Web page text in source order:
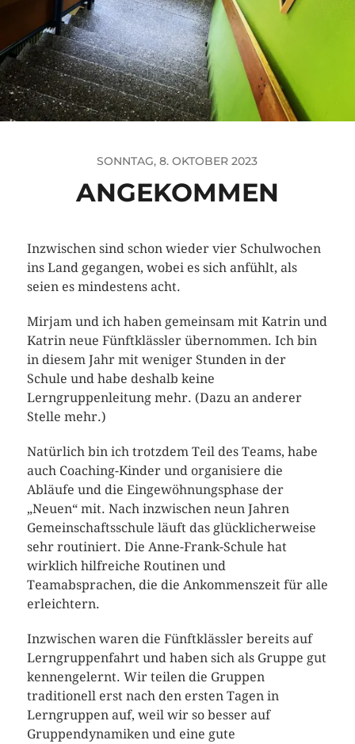
SONNTAG, 8. OKTOBER 2023
ANGEKOMMEN
Inzwischen sind schon wieder vier Schulwochen
ins Land gegangen, wobei es sich anfühlt, als
seien es mindestens acht.
Mirjam und ich haben gemeinsam mit Katrin und
Katrin neue Fünftklässler übernommen. Ich bin
in diesem Jahr mit weniger Stunden in der
Schule und habe deshalb keine
Lerngruppenleitung mehr. (Dazu an anderer
Stelle mehr.)
Natürlich bin ich trotzdem Teil des Teams, habe
auch Coaching-Kinder und organisiere die
Abläufe und die Eingewöhnungsphase der
„Neuen“ mit. Nach inzwischen neun Jahren
Gemeinschaftsschule läuft das glücklicherweise
sehr routiniert. Die Anne-Frank-Schule hat
wirklich hilfreiche Routinen und
Teamabsprachen, die die Ankommenszeit für alle
erleichtern.
Inzwischen waren die Fünftklässler bereits auf
Lerngruppenfahrt und haben sich als Gruppe gut
kennengelernt. Wir teilen die Gruppen
traditionell erst nach den ersten Tagen in
Lerngruppen auf, weil wir so besser auf
Gruppendynamiken und eine gute